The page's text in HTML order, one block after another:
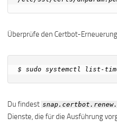
Überprüfe den Certbot-
Du findest
Dienste, die für die Ausführung